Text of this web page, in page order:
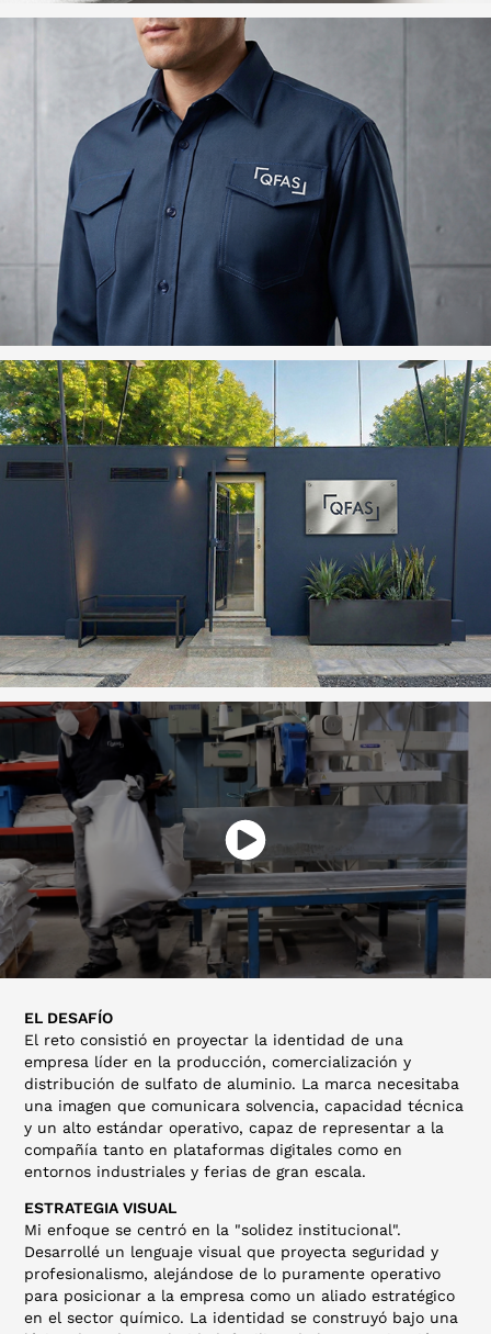
EL DESAFÍO
El reto consistió en proyectar la identidad de una
empresa líder en la producción, comercialización y
distribución de sulfato de aluminio. La marca necesitaba
una imagen que comunicara solvencia, capacidad técnica
y un alto estándar operativo, capaz de representar a la
compañía tanto en plataformas digitales como en
entornos industriales y ferias de gran escala.
ESTRATEGIA VISUAL
Mi enfoque se centró en la "solidez institucional".
Desarrollé un lenguaje visual que proyecta seguridad y
profesionalismo, alejándose de lo puramente operativo
para posicionar a la empresa como un aliado estratégico
en el sector químico. La identidad se construyó bajo una